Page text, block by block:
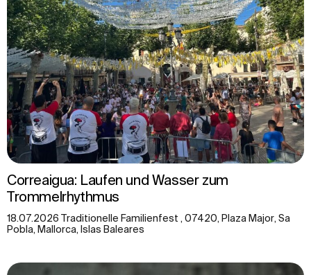
Correaigua: Laufen und Wasser zum
Trommelrhythmus
18.07.2026 Traditionelle Familienfest , 07420, Plaza Major, Sa
Pobla, Mallorca, Islas Baleares